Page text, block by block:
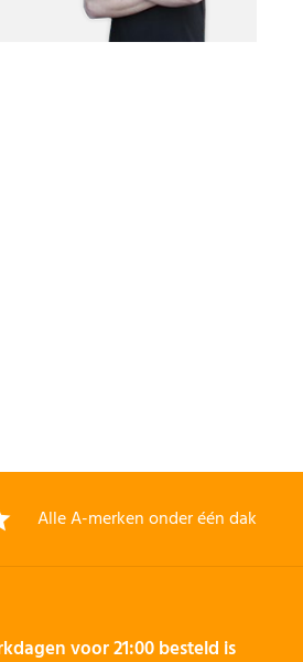
Alle A-merken onder één dak
voor 21:00 besteld is